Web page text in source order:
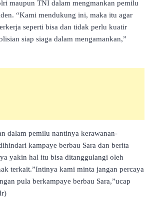
maupun TNI dalam mengmankan pemilu
“Kami mendukung ini, maka itu agar
seperti bisa dan tidak perlu kuatir
siap siaga dalam mengamankan,”
dalam pemilu nantinya kerawanan-
kampaye berbau Sara dan berita
yakin hal itu bisa ditanggulangi oleh
terkait.”Intinya kami minta jangan percaya
pula berkampaye berbau Sara,”ucap